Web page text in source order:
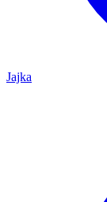
Jajka